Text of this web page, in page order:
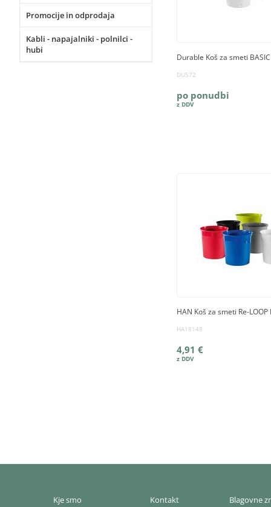
Promocije in odprodaja
Kabli - napajalniki - polnilci -
hubi
Durable Koš za smeti BASIC
DU572
po ponudbi
HAN Koš za smeti Re-LOOP
HA18148
4,91 €
Kje smo Kontakt Blagovne